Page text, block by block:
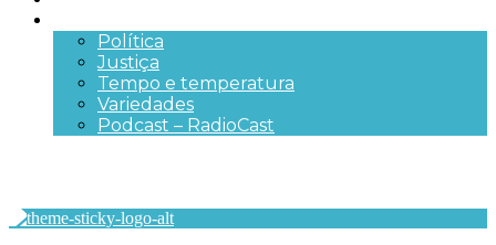
Política
Justiça
Tempo e temperatura
Variedades
Podcast – RadioCast